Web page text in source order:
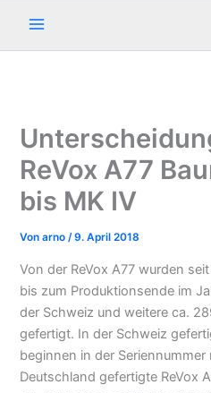
ReVox A77
bis MK IV
Vonarno/9. April 2018
Von der ReVox A77 wurden
bis zum Produktionsende im
der Schweiz und weitere ca.
gefertigt. In der Schweiz
beginnen in der Seriennummer
Deutschland gefertigte ReVox